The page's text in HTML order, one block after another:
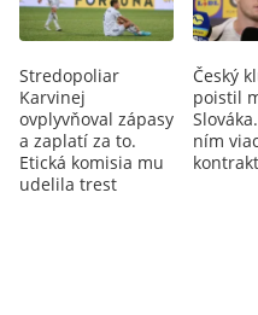
Stredopoliar
Karvinej
ovplyvňoval zápasy
a zaplatí za to.
Etická komisia mu
udelila trest
Český
poistil
ním
kontrakt